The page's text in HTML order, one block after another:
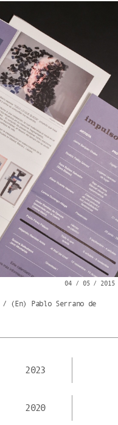
04 / 05 / 2015
(En) Pablo Serrano de
2023
2020